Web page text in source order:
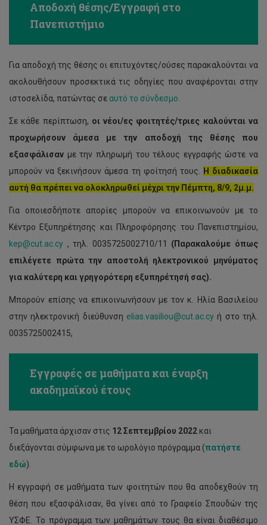
Αποδοχή θέσης/Εγγραφή στο
Πανεπιστήμιο
Για αποδοχή της θέσης οι επιτυχόντες/ούσες παρακαλούνται να
ακολουθήσουν προσεκτικά τις οδηγίες που αναφέρονται στην
ιστοσελίδα, πατώντας σε αυτό το σύνδεσμο.
Σε κάθε περίπτωση, οι νέοι/ες φοιτητές/τριες καλούνται να
προχωρήσουν άμεσα με την αποδοχή της θέσης που
εξασφάλισαν με την πληρωμή του τέλους εγγραφής ώστε να
μπορούν να ξεκινήσουν άμεσα τη φοίτησή τους.
Η διαδικασία
αυτή θα πρέπει να ολοκληρωθεί μέχρι την Πέμπτη, 8/9, 2μ.μ.
Για οποιεσδήποτε απορίες μπορούν να επικοινωνούν με το
Κέντρο Εξυπηρέτησης και Πληροφόρησης του Πανεπιστημίου,
kep@cut.ac.cy , τηλ. 0035725002710/11 (Παρακαλούμε όπως
επιλέγετε πρώτα την αποστολή ηλεκτρονικού μηνύματος
για καλύτερη και γρηγορότερη εξυπηρέτησή σας).
Μπορούν επίσης να επικοινωνήσουν με τον κ. Ηλία Βασιλείου
στην ηλεκτρονική διεύθυνση elias.vasiliou@cut.ac.cy ή στο τηλ.
0035725002415,
Εγγραφές σε μαθήματα και έναρξη
ακαδημαϊκού έτους
Τα μαθήματα άρχισαν στις 12 Σεπτεμβρίου 2022 και
διεξάγονται σύμφωνα με το ωρολόγιο πρόγραμμα (πατήστε
εδώ).
Η εγγραφή σε μαθήματα των φοιτητών που θα αποδεχθούν τη
θέση που εξασφάλισαν, θα γίνει από το Γραφείο Σπουδών της
ΥΣΦΕ. Το πρόγραμμα των μαθημάτων τους θα είναι διαθέσιμο